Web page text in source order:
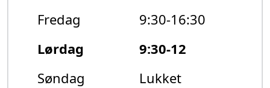
Fredag
9:30-16:30
Lørdag
9:30-12
Søndag
Lukket